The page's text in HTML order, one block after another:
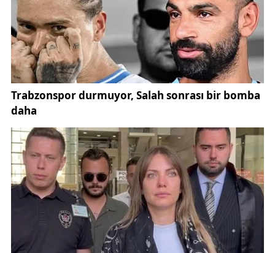
Cumhurbaşkanı Erdoğan tarafından imzalanıp resmi
gazetede yayımlanmasının ardından yürürlüğe
gireceği ifade ediliyor.
Ödeme tarihi açısından ise, 2025 Ramazan
Bayramı’nın 30 Mart’ta kutlanması öngörülüyor. Bu
doğrultuda, bayram öncesi ödemelerin 24-28 Mart
bekleniyor. SGK kapsamında yer alan SSK, Bağkur
ve Emekli Sandığı’na tabi hak sahipleri ile dul, yetim
ve ölüm aylığı alanlar; gaziler, şampiyon sporcular ve
diğer ilgili kesimler bu ödemeden yararlanacak.
"Masada üç formül var. Yapılacak zam oranı, ülke
ekonomisindeki gelişmeler, enflasyon ve bütçe